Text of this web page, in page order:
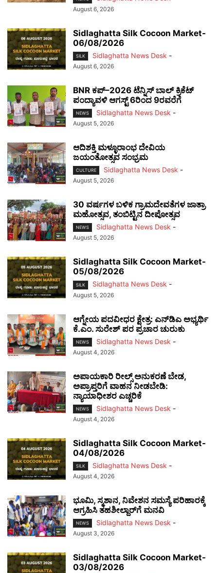
August 6, 2026
Sidlaghatta Silk Cocoon Market-
06/08/2026
SILK Sidlaghatta News Desk -
August 6, 2026
BNR ಕಪ್–2026 ಟೆನ್ನಿಸ್ ಬಾಲ್ ಕ್ರಿಕೆಟ್
ಪಂದ್ಯಾವಳಿ ಆಗಸ್ಟ್ 6ರಿಂದ 9ರವರೆಗೆ
NEWS Sidlaghatta News Desk -
August 5, 2026
ಆದಿಶಕ್ತಿ ಮಳ್ಳೂರಾಂಭ ದೇವಿಯ
ಜಯಂತೋತ್ಸವ ಸಂಭ್ರಮ
CULTURE Sidlaghatta News Desk -
August 5, 2026
30 ವರ್ಷಗಳ ಬಳಿಕ ಗ್ರಾಮದೇವತೆಗಳ ಜಾತ್ರಾ
ಮಹೋತ್ಸವ, ತಂಬಿಟ್ಟಿನ ದೀಪೋತ್ಸವ
NEWS Sidlaghatta News Desk -
August 5, 2026
Sidlaghatta Silk Cocoon Market-
05/08/2026
SILK Sidlaghatta News Desk -
August 5, 2026
ಆಗ್ನೇಯ ಪದವೀಧರ ಕ್ಷೇತ್ರ: ಎನ್‌ಡಿಎ ಅಭ್ಯರ್ಥಿ
ಕೆ.ಎಂ. ಸುರೇಶ್ ಪರ ಪ್ರಚಾರ ಚುರುಕು
NEWS Sidlaghatta News Desk -
August 4, 2026
ಅಪಾಯಕಾರಿ ರೀಲ್ಸ್ ಅನುಕರಣೆ ಬೇಡ,
ಅಪ್ರಾಪ್ತರಿಗೆ ವಾಹನ ನೀಡಬೇಡಿ:
ನ್ಯಾಯಾಧೀಶರ ಎಚ್ಚರಿಕೆ
NEWS Sidlaghatta News Desk -
August 4, 2026
Sidlaghatta Silk Cocoon Market-
04/08/2026
SILK Sidlaghatta News Desk -
August 4, 2026
ಭೂಮಿ, ಸ್ಮಶಾನ, ನಿವೇಶನ ಸಮಸ್ಯೆ ಪರಿಹಾರಕ್ಕೆ
ಆಗ್ರಹಿಸಿ ತಹಶೀಲ್ದಾರ್‌ಗೆ ಮನವಿ
NEWS Sidlaghatta News Desk -
August 3, 2026
Sidlaghatta Silk Cocoon Market-
03/08/2026